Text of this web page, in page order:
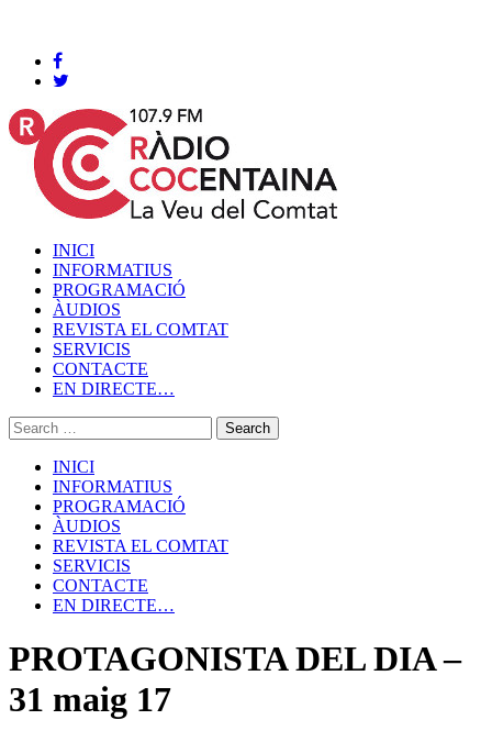
INICI
INFORMATIUS
PROGRAMACIÓ
ÀUDIOS
REVISTA EL COMTAT
SERVICIS
CONTACTE
EN DIRECTE…
INICI
INFORMATIUS
PROGRAMACIÓ
ÀUDIOS
REVISTA EL COMTAT
SERVICIS
CONTACTE
EN DIRECTE…
PROTAGONISTA DEL DIA –
31 maig 17